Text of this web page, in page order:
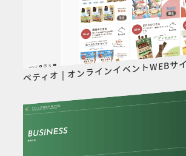
ペティオ | オンラインイベントWEBサ